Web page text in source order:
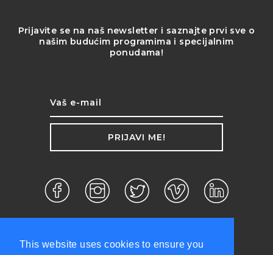
This website uses cookies to ensure you
Prijavite se na naš newsletter i saznajte prvi sve o
našim budućim programima i specijalnim
ponudama!
PRIJAVI ME!